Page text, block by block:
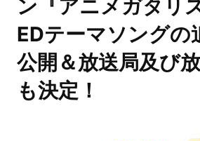
ン『アニメガタリ
EDテーマソングの
公開＆放送局及び
も決定！